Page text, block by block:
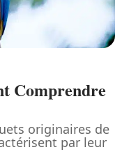
Comprendre
originaires de
par leur